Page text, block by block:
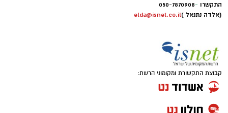
התקשרו -
050-7870908
(אלדה נתנאל )elda@isnet.co.il
קבוצת התקשורת ומקומוני הרשת: